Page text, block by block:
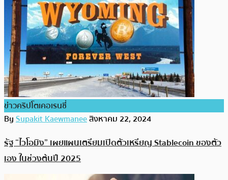
ข่าวคริปโตเคอเรนซี่
BySupakit Kaewmaneeสิงหาคม 22, 2024
รัฐ “ไวโอมิง” เผยแผนเตรียมเปิดตัวเหรียญ Stablecoin ของตัว
เอง ในช่วงต้นปี 2025